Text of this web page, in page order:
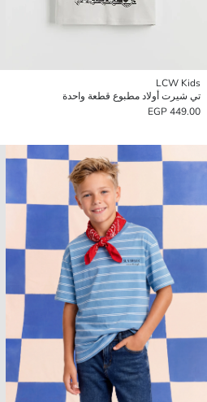
LCW Kids
تي شيرت أولاد مطبوع قطعة واحدة
449.00 EGP